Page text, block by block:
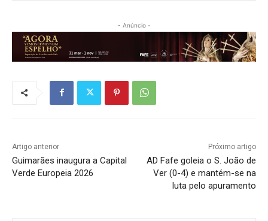
- Anúncio -
Artigo anterior
Guimarães inaugura a Capital
Verde Europeia 2026
Próximo artigo
AD Fafe goleia o S. João de
Ver (0-4) e mantém-se na
luta pelo apuramento